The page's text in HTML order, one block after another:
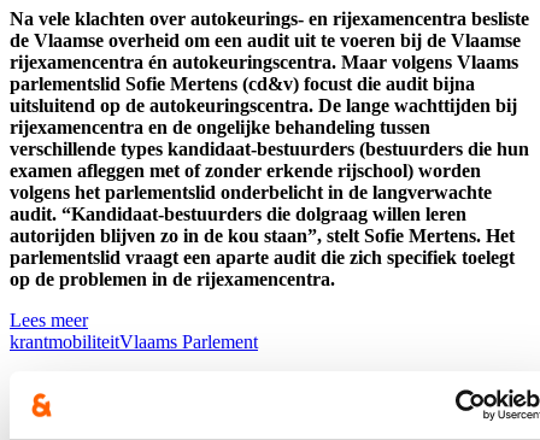
Na vele klachten over autokeurings- en rijexamencentra besliste
de Vlaamse overheid om een audit uit te voeren bij de Vlaamse
rijexamencentra én autokeuringscentra. Maar volgens Vlaams
parlementslid Sofie Mertens (cd&v) focust die audit bijna
uitsluitend op de autokeuringscentra. De lange wachttijden bij
rijexamencentra en de ongelijke behandeling tussen
verschillende types kandidaat-bestuurders (bestuurders die hun
examen afleggen met of zonder erkende rijschool) worden
volgens het parlementslid onderbelicht in de langverwachte
audit. “Kandidaat-bestuurders die dolgraag willen leren
autorijden blijven zo in de kou staan”, stelt Sofie Mertens. Het
parlementslid vraagt een aparte audit die zich specifiek toelegt
op de problemen in de rijexamencentra.
Lees meer
krantmobiliteitVlaams Parlement
Op bezoek bij Sibelco in Lommel!